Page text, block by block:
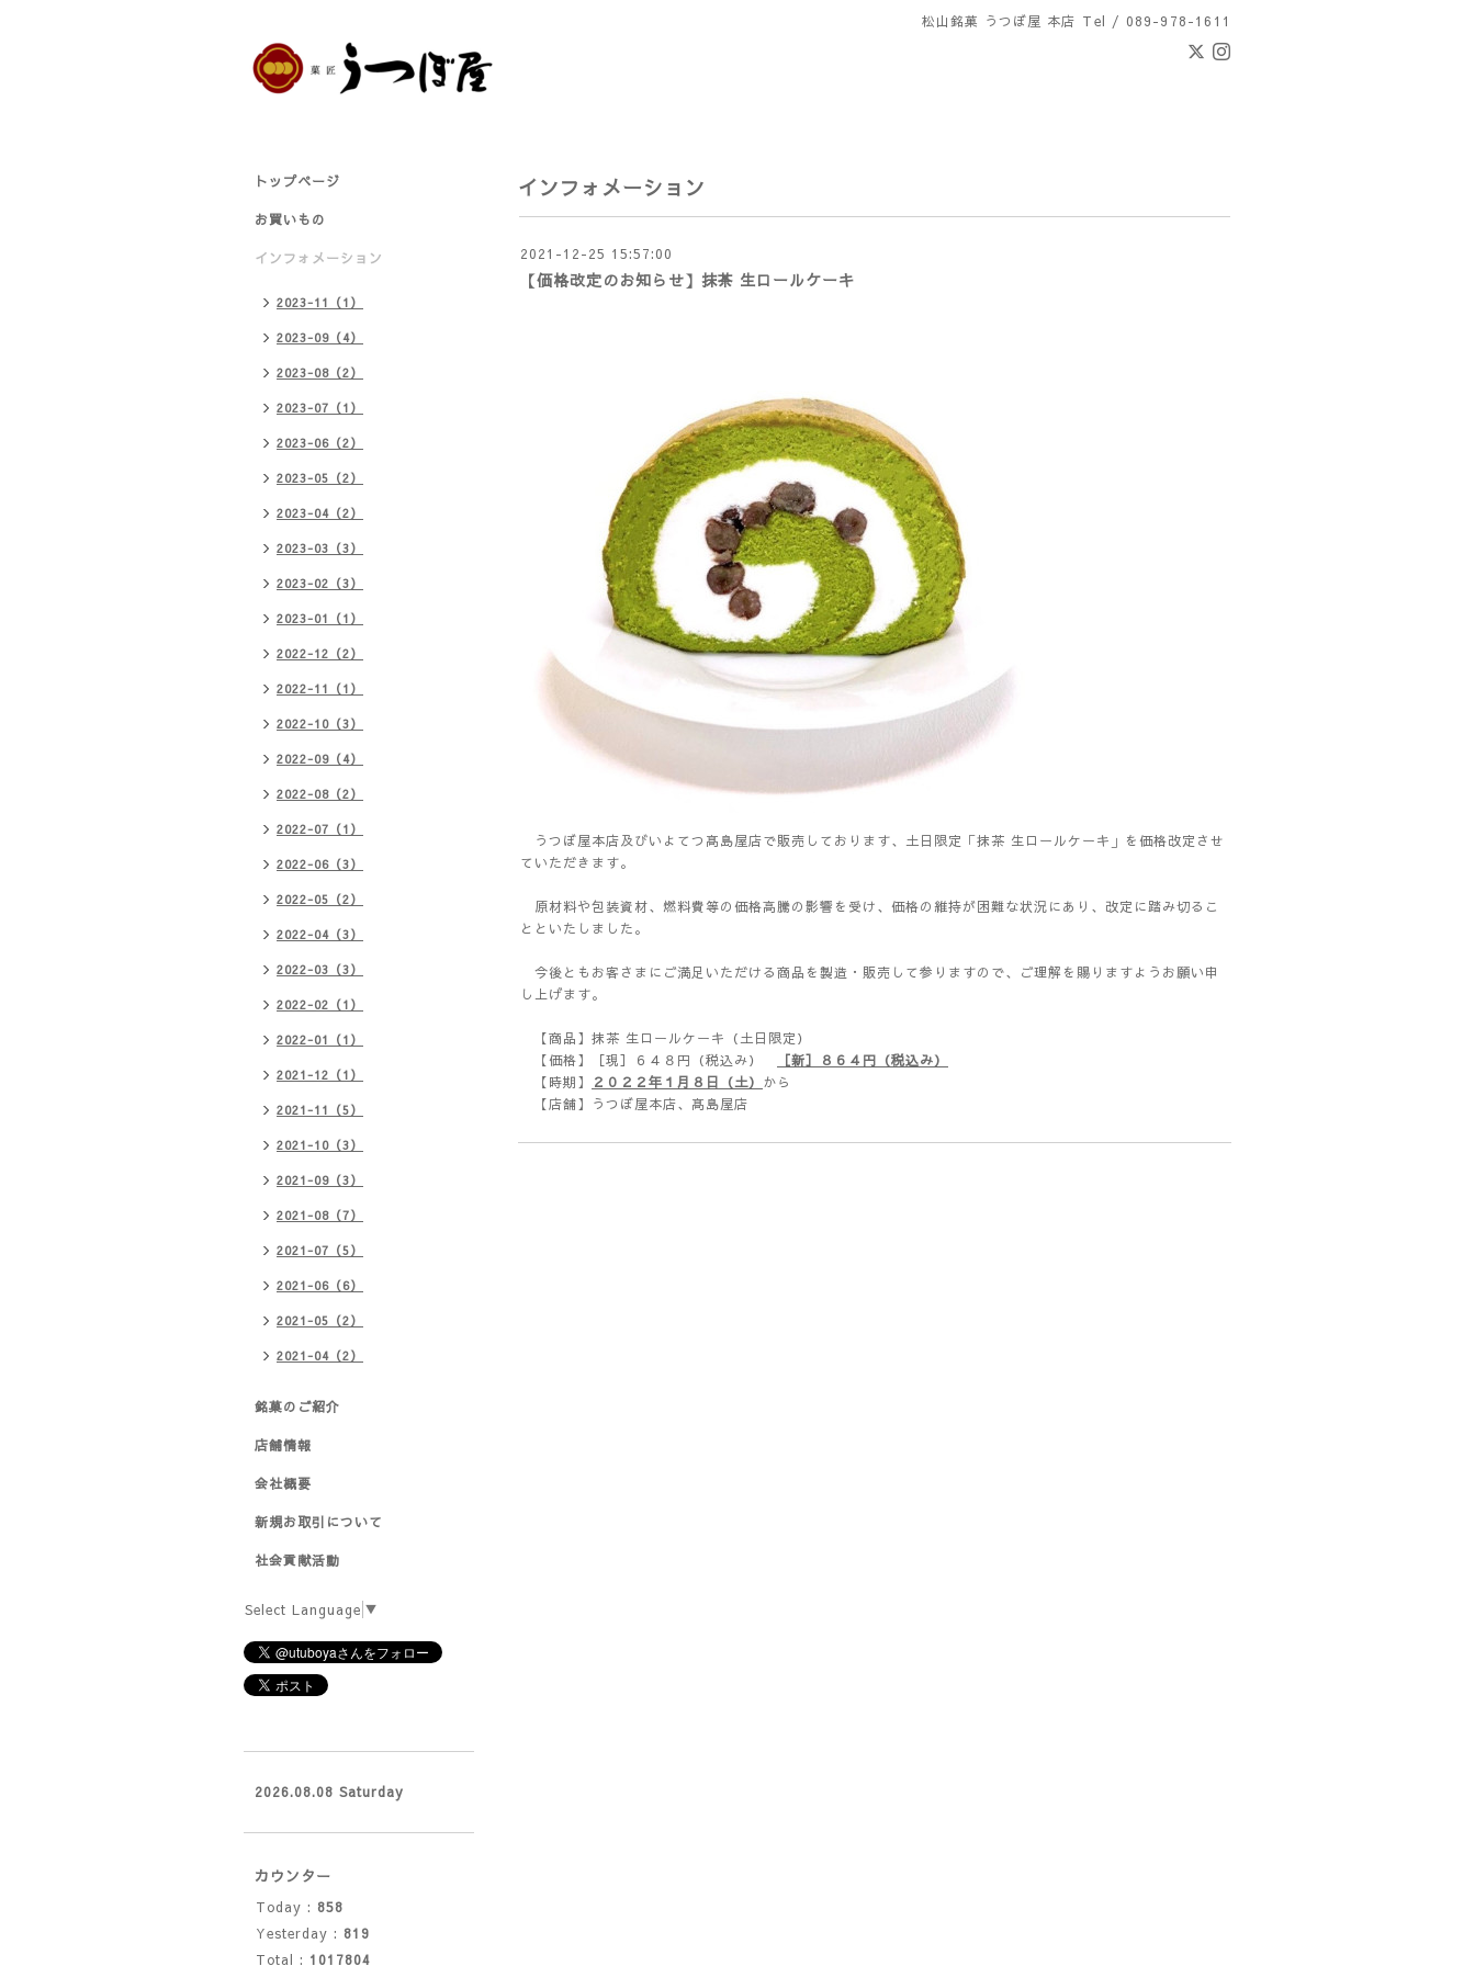
松山銘菓 うつぼ屋 本店 Tel / 089-978-1611
インフォメーション
2021-12-25 15:57:00
【価格改定のお知らせ】抹茶 生ロールケーキ
うつぼ屋本店及びいよてつ髙島屋店で販売しております、土日限定「抹茶 生ロールケーキ」を価格改定させ
ていただきます。
原材料や包装資材、燃料費等の価格高騰の影響を受け、価格の維持が困難な状況にあり、改定に踏み切るこ
とといたしました。
今後ともお客さまにご満足いただける商品を製造・販売して参りますので、ご理解を賜りますようお願い申
し上げます。
【商品】抹茶 生ロールケーキ（土日限定）
【価格】［現］６４８円（税込み）
［新］８６４円（税込み）
【時期】
２０２２年１月８日（土） から
【店舗】うつぼ屋本店、髙島屋店
トップページ
お買いもの
インフォメーション
2023-11（1）
2023-09（4）
2023-08（2）
2023-07（1）
2023-06（2）
2023-05（2）
2023-04（2）
2023-03（3）
2023-02（3）
2023-01（1）
2022-12（2）
2022-11（1）
2022-10（3）
2022-09（4）
2022-08（2）
2022-07（1）
2022-06（3）
2022-05（2）
2022-04（3）
2022-03（3）
2022-02（1）
2022-01（1）
2021-12（1）
2021-11（5）
2021-10（3）
2021-09（3）
2021-08（7）
2021-07（5）
2021-06（6）
2021-05（2）
2021-04（2）
銘菓のご紹介
店舗情報
会社概要
新規お取引について
社会貢献活動
Select Language ▼
2026.08.08 Saturday
カウンター
Today : 858
Yesterday : 819
Total : 1017804